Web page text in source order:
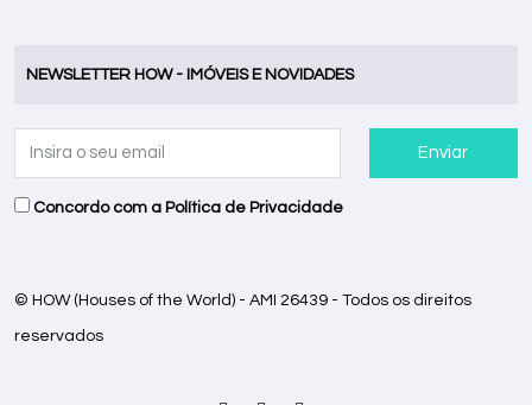
NEWSLETTER HOW - IMÓVEIS E NOVIDADES
Enviar
Concordo com a Política de Privacidade
© HOW (Houses of the World) - AMI 26439 - Todos os direitos
reservados